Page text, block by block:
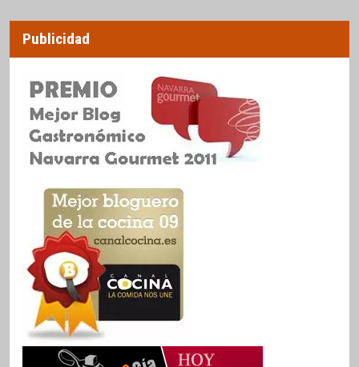
Publicidad